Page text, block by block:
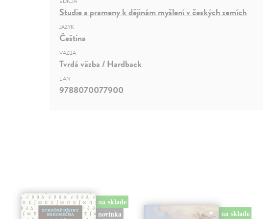
Studie a prameny k dějinám myšlení v českých zemích
JAZYK
Čeština
VÄZBA
Tvrdá väzba / Hardback
EAN
9788070077900
na sklade
novinka
na sklade